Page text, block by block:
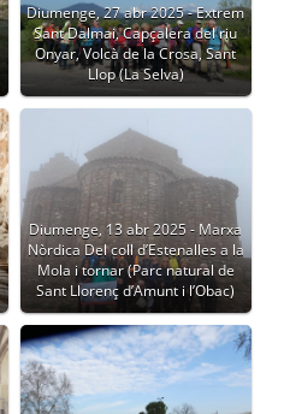
Diumenge, 27 abr 2025 - Extrem
Sant Dalmai, Capçalera del riu
Onyar, Volcà de la Crosa, Sant
Llop (La Selva)
Diumenge, 13 abr 2025 - Marxa
Nòrdica Del coll d’Estenalles a la
Mola i tornar (Parc natural de
Sant Llorenç d’Amunt i l’Obac)